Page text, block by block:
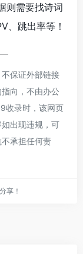
则需要找诗词
、跳出率等！
保证外部链接
向，不由办公
收录时，该网页
出现违规，可
承担任何责
享！